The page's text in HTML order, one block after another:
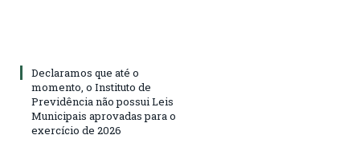
Declaramos que até o
momento, o Instituto de
Previdência não possui Leis
Municipais aprovadas para o
exercício de 2026